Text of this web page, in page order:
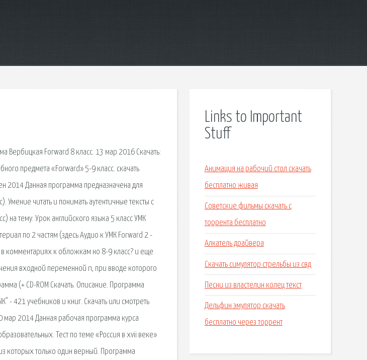
Вербицкая Forward 8 класс. 13 мар 2016 Скачать:
предмета «Forward» 5-9 класс. скачать
2014 Данная программа предназначена для
читать и понимать аутентичные тексты с
на тему: Урок английского языка 5 класс УМК
по 2 частям (здесь Аудио к УМК Forward 2 -
комментариях к обложкам но 8-9 класс? и еще
входной переменной n, при вводе которого
(+ CD-ROM Скачать. Описание. Программа
- 421 учебников и книг. Скачать или смотреть
мар 2014 Данная рабочая программа курса
Тест по теме «Россия в xvii веке»
которых только один верный. Программа
Links to Important
Stuff
Анимация на рабочий стол скачать
бесплатно живая
Советские фильмы скачать с
торрента бесплатно
Алкатель драйвера
Скачать симулятор стрельбы из свд
Песни из властелин колец текст
Дельфин эмулятор скачать
бесплатно через торрент